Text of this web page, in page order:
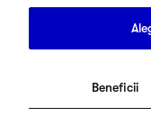
Beneficii